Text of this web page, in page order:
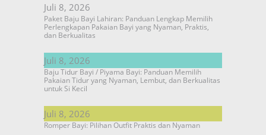
Juli 8, 2026
Paket Baju Bayi Lahiran: Panduan Lengkap Memilih
Perlengkapan Pakaian Bayi yang Nyaman, Praktis,
dan Berkualitas
Juli 8, 2026
Baju Tidur Bayi / Piyama Bayi: Panduan Memilih
Pakaian Tidur yang Nyaman, Lembut, dan Berkualitas
untuk Si Kecil
Juli 8, 2026
Romper Bayi: Pilihan Outfit Praktis dan Nyaman